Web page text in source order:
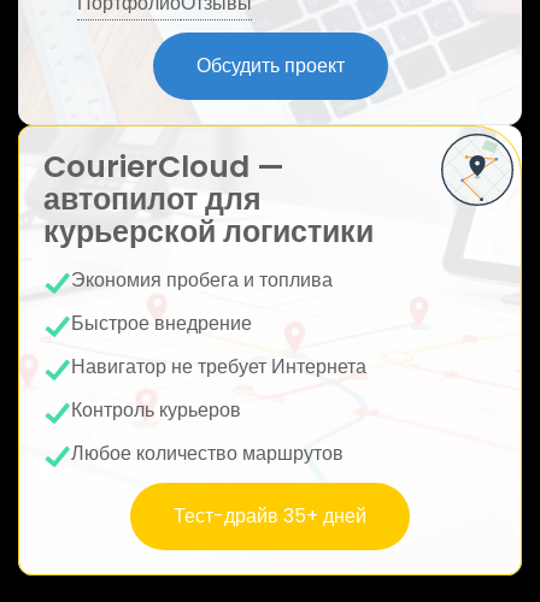
Обсудить проект
CourierCloud —
автопилот для
курьерской логистики
Экономия пробега и топлива
Быстрое внедрение
Навигатор не требует Интернета
Контроль курьеров
Любое количество маршрутов
Тест-драйв 35+ дней